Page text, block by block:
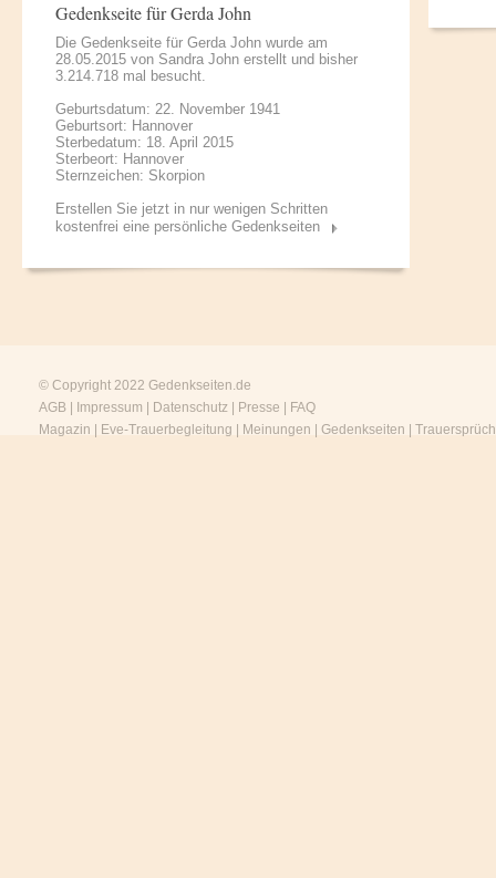
Gedenkseite für Gerda John
Die Gedenkseite für Gerda John wurde am
28.05.2015 von Sandra John erstellt und bisher
3.214.718 mal besucht.
Geburtsdatum: 22. November 1941
Geburtsort: Hannover
Sterbedatum: 18. April 2015
Sterbeort: Hannover
Sternzeichen: Skorpion
Erstellen Sie jetzt in nur wenigen Schritten
kostenfrei eine persönliche Gedenkseiten
© Copyright 2022 Gedenkseiten.de
AGB
Impressum Datenschutz Presse
FAQ
Magazin
Eve-Trauerbegleitung Meinungen Gedenkseiten